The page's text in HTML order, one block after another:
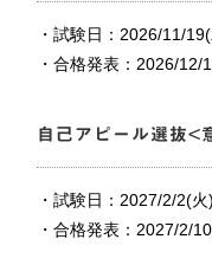
・試験日：2026/11/
・合格発表：2026/12/
自己アピール選抜<
・試験日：2027/2/2(火)
・合格発表：2027/2/